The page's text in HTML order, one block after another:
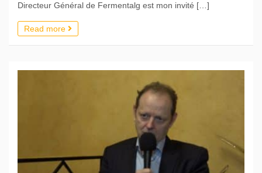
Directeur Général de Fermentalg est mon invité […]
Read more